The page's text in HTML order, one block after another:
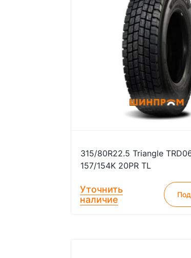
315/80R22.5 Triangle
157/154K 20PR TL
Уточнить
наличие